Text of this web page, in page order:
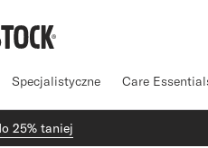
Specjalistyczne Care
25% taniej